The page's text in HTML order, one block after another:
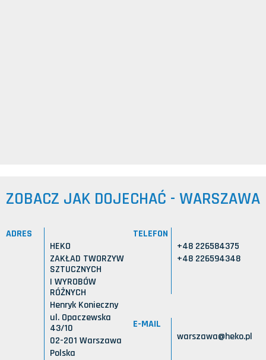
ZOBACZ JAK DOJECHAĆ - WARSZAWA
ADRES
HEKO
ZAKŁAD TWORZYW
SZTUCZNYCH
I WYROBÓW
RÓŻNYCH
Henryk Konieczny
ul. Opaczewska
43/10
02-201 Warszawa
Polska
TELEFON
+48 226584375
+48 226594348
E-MAIL
warszawa@heko.pl